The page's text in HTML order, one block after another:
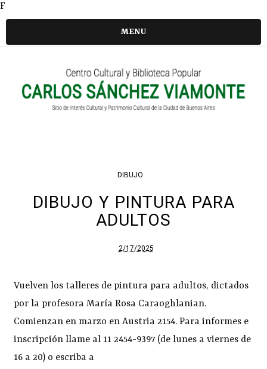
F
MENU
DIBUJO
DIBUJO Y PINTURA PARA
ADULTOS
2/17/2025
Vuelven los talleres de pintura para adultos, dictados
por la profesora María Rosa Caraoghlanian.
Comienzan en marzo en Austria 2154. Para informes e
inscripción llame al 11 2454-9397 (de lunes a viernes de
16 a 20) o escriba a